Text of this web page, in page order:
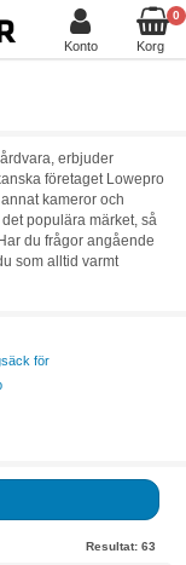
Konto
0
Korg
erbjuder
företaget Lowepro
kameror och
populära märket, så
du frågor angående
som alltid varmt
för
Resultat: 63